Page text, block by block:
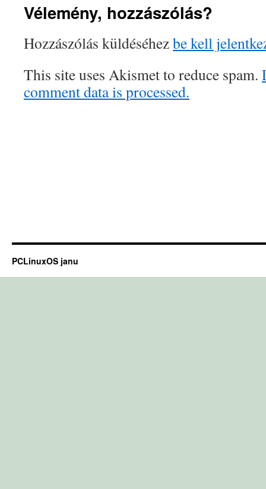
Vélemény, hozzászólás?
Hozzászólás küldéséhezbe kell
This site uses Akismet to reduce spam.
comment data is processed.
PCLinuxOS janu